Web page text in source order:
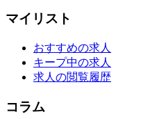
マイリスト
おすすめの求人
キープ中の求人
求人の閲覧履歴
コラム